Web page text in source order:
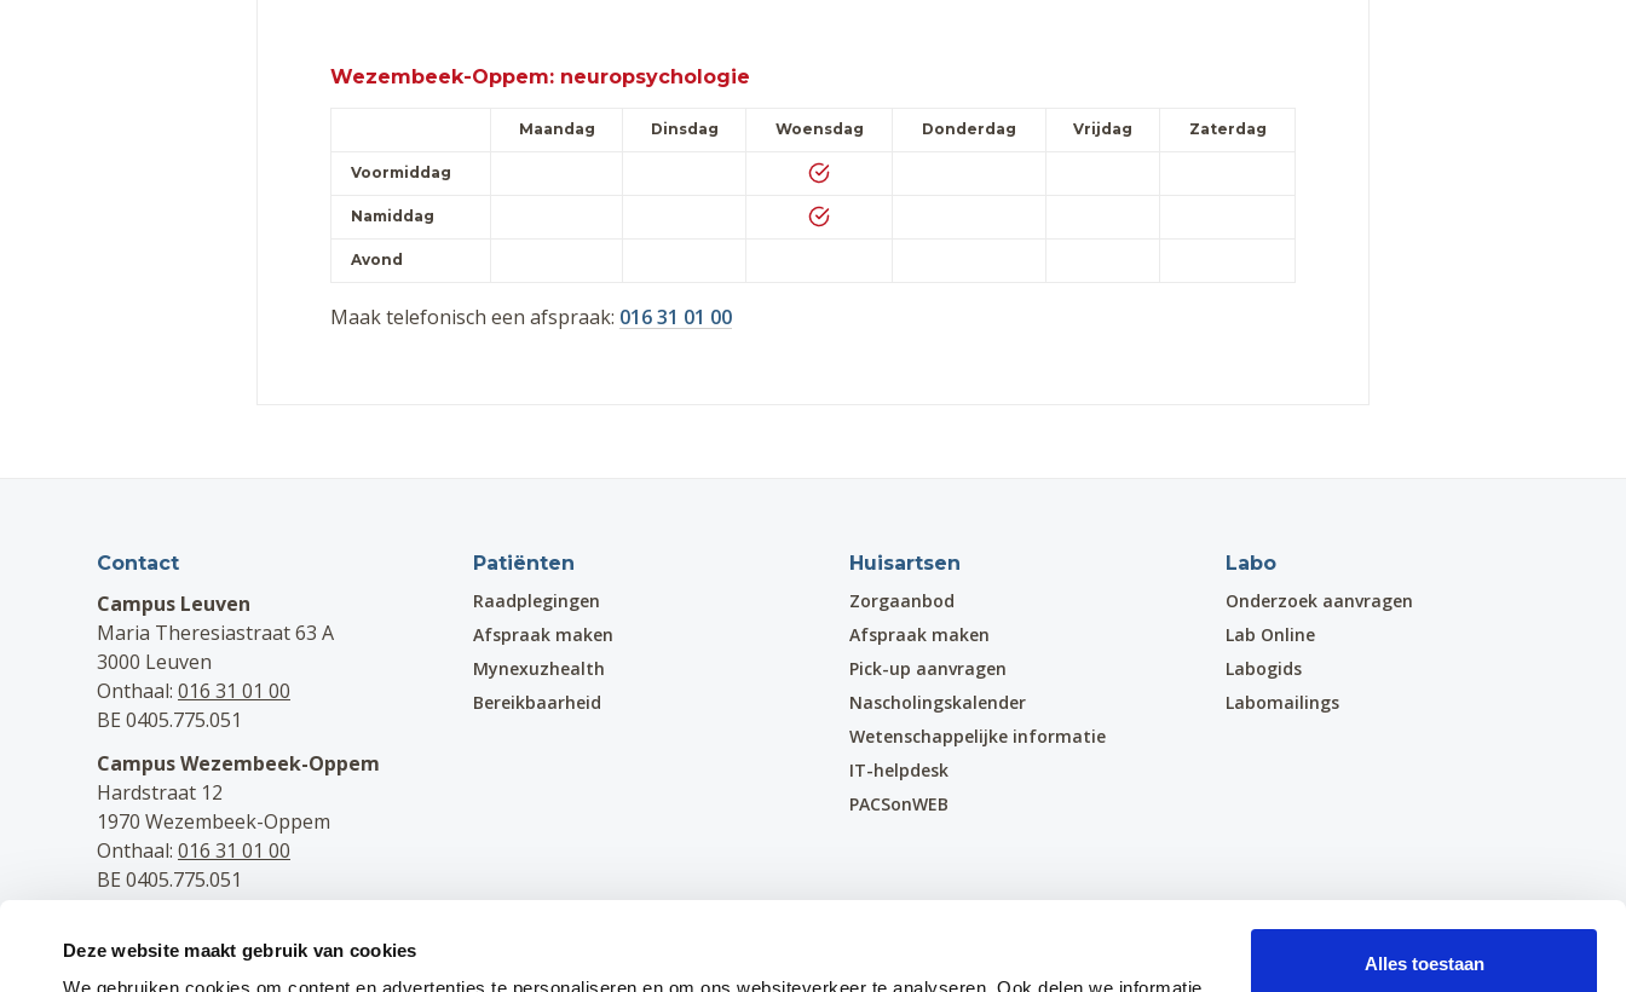
Deze website maakt gebruik van cookies
Alles toestaan
Wezembeek-Oppem: neuropsychologie
Maandag Dinsdag Woensdag Donderdag Vrijdag Zaterdag
Voormiddag
Namiddag
Avond
Maak telefonisch een afspraak: 016 31 01 00
Contact
Campus Leuven
Maria Theresiastraat 63 A
3000 Leuven
Onthaal: 016 31 01 00
BE 0405.775.051
Campus Wezembeek-Oppem
Hardstraat 12
1970 Wezembeek-Oppem
Onthaal: 016 31 01 00
BE 0405.775.051
Volg ons
Facebook
Patiënten
Raadplegingen
Afspraak maken
Mynexuzhealth
Bereikbaarheid
Huisartsen
Zorgaanbod
Afspraak maken
Pick-up aanvragen
Nascholingskalender
Wetenschappelijke informatie
IT-helpdesk
PACSonWEB
Labo
Onderzoek aanvragen
Lab Online
Labogids
Labomailings